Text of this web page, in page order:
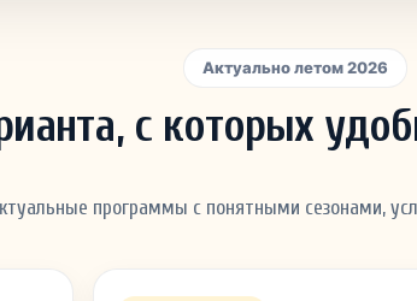
Актуально летом 2026
с которых
программы с понятными сезонами,